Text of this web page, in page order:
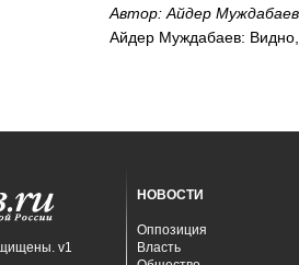
Автор: Айдер Муждабаев
Айдер Муждабаев: Видно,
v1
НОВОСТИ
Оппозиция
Власть